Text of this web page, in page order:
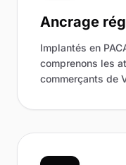
Ancrage
Implantés en
comprenons les
commerçants de